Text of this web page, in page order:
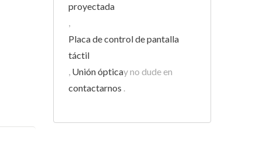
proyectada
,
Placa de control de pantalla
táctil
, Unión ópticay no dude en
contactarnos .